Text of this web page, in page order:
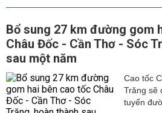
Bổ sung 27 km đường gom
Châu Đốc - Cần Thơ - Sóc
sau một năm
Cao tốc
Trăng sẽ
tuyến